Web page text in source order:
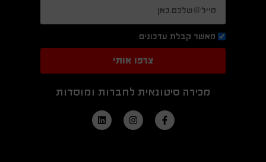
מאשר קבלת עדכונים
צרפו אותי
מכירה סיטונאית לחברות ומוסדות